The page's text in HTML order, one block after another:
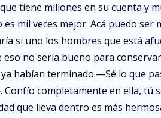
tiene millones en su cuenta y
mil veces mejor. Acá puedo
si uno los hombres que está
no sería bueno para
habían terminado.—Sé lo que
completamente en ella, tú
que lleva dentro es más